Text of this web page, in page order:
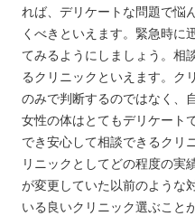
れば、デリケートな問題で悩
くべきといえます。緊急時に
てみるようにしましょう。相
るクリニックといえます。ク
のみで判断するのではなく、
女性の体はとてもデリケート
でき安心して相談できるクリ
リニックとしてどの程度の実
が変更していた以前のような
いる良いクリニック選ぶこと